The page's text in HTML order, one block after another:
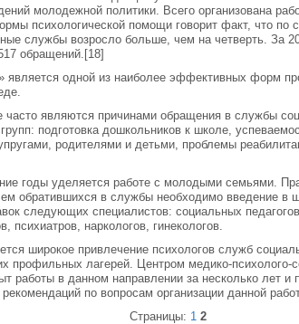
молодежной политики. Всего организована
психологической помощи говорит факт, что
службы возросло больше, чем на четверть. За
обращений.[18]
является одной из наиболее эффективных форм
часто являются причинами обращения в службы
подготовка дошкольников к школе,
родителями и детьми, проблемы
годы уделяется работе с молодыми семьями.
обратившихся в службы необходимо введение в
следующих специалистов: социальных
психиатров, наркологов, гинекологов.
широкое привлечение психологов служб
профильных лагерей. Центром медико-психолого-
работы в данном направлении за несколько лет
по вопросам организации данной
Страницы: 1 2